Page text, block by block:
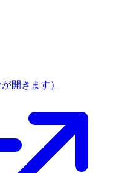
開きます）